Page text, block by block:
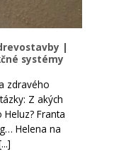
|
systémy
zdravého
Z akých
Franta
Helena na